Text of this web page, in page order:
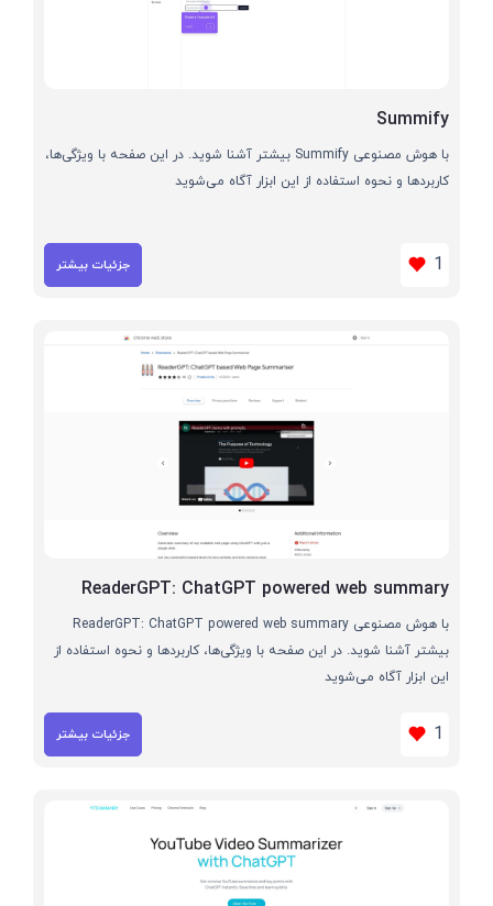
Summify
با هوش مصنوعی Summify بیشتر آشنا شوید. در این صفحه با ویژگی‌ها،
کاربردها و نحوه استفاده از این ابزار آگاه می‌شوید
1 جزئیات بیشتر
ReaderGPT: ChatGPT powered web summary
با هوش مصنوعی ReaderGPT: ChatGPT powered web summary
بیشتر آشنا شوید. در این صفحه با ویژگی‌ها، کاربردها و نحوه استفاده از
این ابزار آگاه می‌شوید
1 جزئیات بیشتر